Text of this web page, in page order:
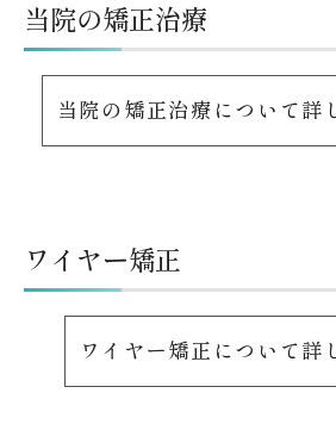
当院の矯正治療
当院の矯正治療について詳
ワイヤー矯正
ワイヤー矯正について詳